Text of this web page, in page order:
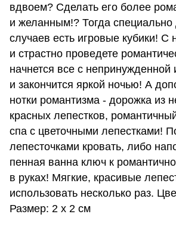
вдвоем? Сделать его более
и желанным!? Тогда специально
случаев есть игровые кубики!
и страстно проведете
начнется все с непринужденной
и закончится яркой ночью! А
нотки романтизма - дорожка из
красных лепестков,
спа с цветочными лепестками!
лепесточками кровать, либо
пенная ванна ключ к
в руках! Мягкие, красивые
использовать несколько раз.
Размер: 2 х 2 см